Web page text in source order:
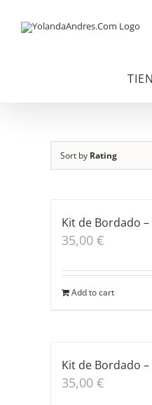
content
Sort by Rating
Kit de Bordado
35,00 €
Add to cart
Kit de Bordado
35,00 €